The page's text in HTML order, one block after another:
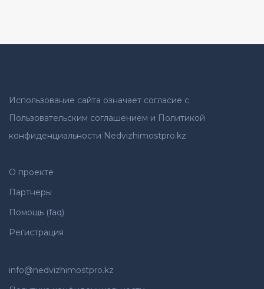
Использование сайта означает согласие с
Пользовательским соглашением и Политикой
конфиденциальности Nedvizhimostpro.kz
О проекте
Партнеры
Помощь (faq)
Регистрация
info@nedvizhimostpro.kz